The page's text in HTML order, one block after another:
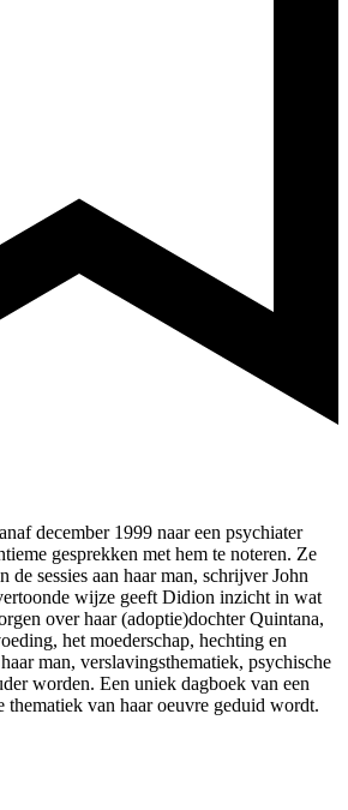
december 1999 naar een psychiater
gesprekken met hem te noteren. Ze
sessies aan haar man, schrijver John
wijze geeft Didion inzicht in wat
over haar (adoptie)dochter Quintana,
het moederschap, hechting en
man, verslavingsthematiek, psychische
worden. Een uniek dagboek van een
thematiek van haar oeuvre geduid wordt.